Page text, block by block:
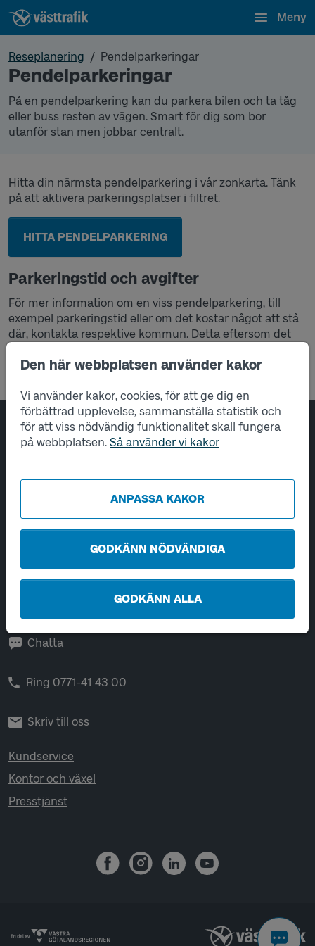
Den här webbplatsen använder kakor
Vi använder kakor, cookies, för att ge dig en
förbättrad upplevelse, sammanställa statistik och
för att viss nödvändig funktionalitet skall fungera
på webbplatsen. Så använder vi kakor
ANPASSA KAKOR
GODKÄNN NÖDVÄNDIGA
GODKÄNN ALLA
Meny
Reseplanering Pendelparkeringar
Pendelparkeringar
På en pendelparkering kan du parkera bilen och ta tåg
eller buss resten av vägen. Smart för dig som bor
utanför stan men jobbar centralt.
Hitta din närmsta pendelparkering i vår zonkarta. Tänk
på att aktivera parkeringsplatser i filtret.
HITTA PENDELPARKERING
Parkeringstid och avgifter
För mer information om en viss pendelparkering, till
exempel parkeringstid eller om det kostar något att stå
där, kontakta respektive kommun. Detta eftersom det
Sidfotsnavigering
Om oss
Hantering av personuppgifter
Utveckling
Kontakta oss
Öppet vardagar 06-22.
Chatta
Ring 0771-41 43 00
Skriv till oss
Kundservice
Kontor och växel
Presstjänst